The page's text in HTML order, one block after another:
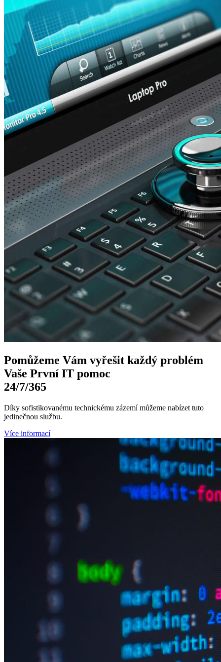
Pomůžeme Vám vyřešit každý problém
Vaše První IT pomoc
24/7/365
Díky sofistikovanému technickému zázemí můžeme nabízet tuto
jedinečnou službu.
Více informací